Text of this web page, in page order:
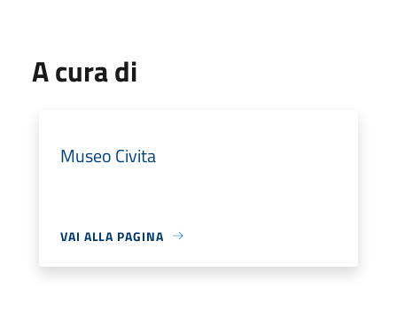
A cura di
Museo Civita
VAI ALLA PAGINA